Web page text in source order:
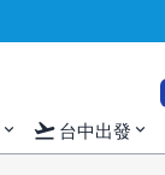
expand_more flight_takeoff 台中出發 expand_more